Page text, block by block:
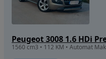
Peugeot 3008 1.6 HDi
1560 cm3 • 112 KM • Automat